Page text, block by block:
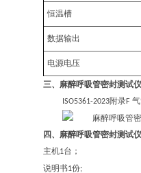
恒温槽
数据输出
电源电压
三、 麻醉呼吸管密封测试仪
ISO5361-2023附录F
四、 麻醉呼吸管密封测试仪
主机1台；
说明书1份;